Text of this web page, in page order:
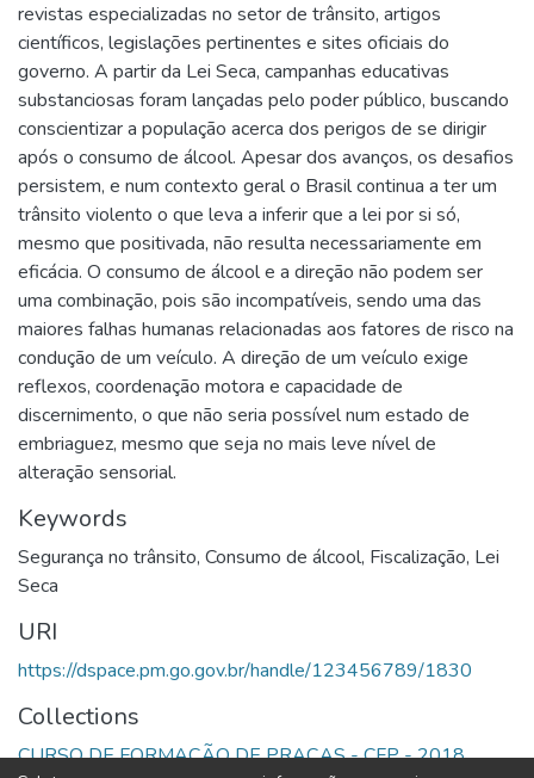
revistas especializadas no setor de trânsito, artigos
científicos, legislações pertinentes e sites oficiais do
governo. A partir da Lei Seca, campanhas educativas
substanciosas foram lançadas pelo poder público, buscando
conscientizar a população acerca dos perigos de se dirigir
após o consumo de álcool. Apesar dos avanços, os desafios
persistem, e num contexto geral o Brasil continua a ter um
trânsito violento o que leva a inferir que a lei por si só,
mesmo que positivada, não resulta necessariamente em
eficácia. O consumo de álcool e a direção não podem ser
uma combinação, pois são incompatíveis, sendo uma das
maiores falhas humanas relacionadas aos fatores de risco na
condução de um veículo. A direção de um veículo exige
reflexos, coordenação motora e capacidade de
discernimento, o que não seria possível num estado de
embriaguez, mesmo que seja no mais leve nível de
alteração sensorial.
Keywords
Segurança no trânsito, Consumo de álcool, Fiscalização, Lei
Seca
URI
https://dspace.pm.go.gov.br/handle/123456789/1830
Collections
CURSO DE FORMAÇÃO DE PRAÇAS - CFP - 2018